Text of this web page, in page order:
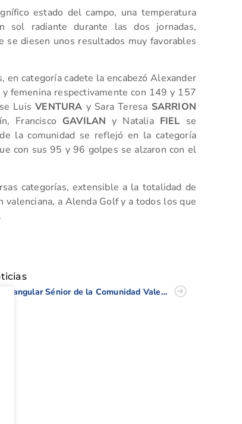
estado del campo, una temperatura
sol radiante durante las dos jornadas,
se diesen unos resultados muy favorables
en categoría cadete la encabezó Alexander
y femenina respectivamente con 149 y 157
LuisVENTURA y Sara Teresa SARRION
Francisco GAVILAN y Natalia FIEL se
la comunidad se reflejó en la categoría
con sus 95 y 96 golpes se alzaron con el
categorías, extensible a la totalidad de
a Alenda Golf y a todos los que
El Triangular Sénior de la Comunidad Valenciana hizo parada en Panorámica Golf